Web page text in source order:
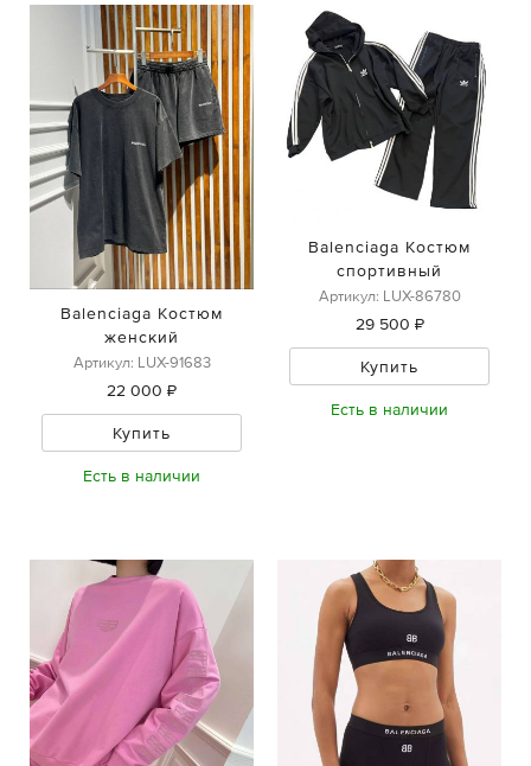
Balenciaga Костюм
женский
Артикул: LUX-91683
22 000 ₽
Купить
Есть в наличии
Balenciaga Костюм
спортивный
Артикул: LUX-86780
29 500 ₽
Купить
Есть в наличии